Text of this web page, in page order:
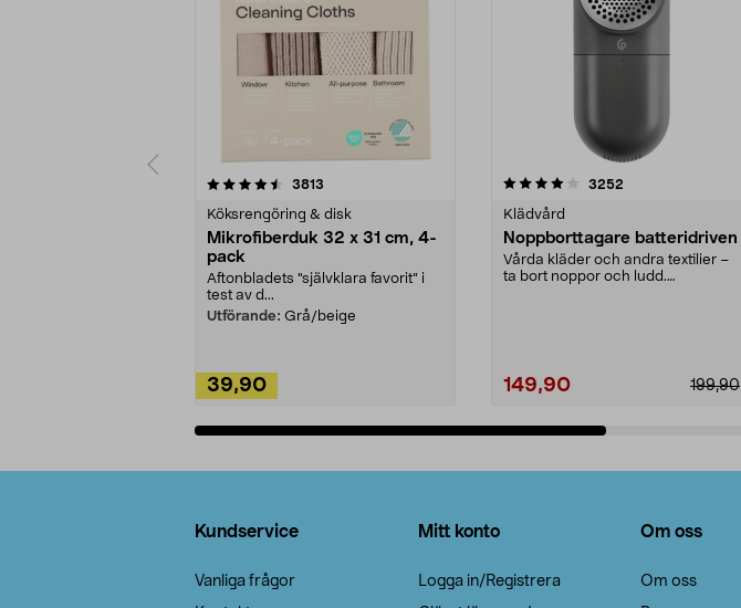
3813
Köksrengöring & disk
Mikrofiberduk 32 x 31 cm, 4-
pack
Aftonbladets "självklara favorit” i
test av d...
Utförande: Grå/beige
39,90
4.0av 5 stjärnor 3252
Klädvård
Noppborttagare batteridriven
Vårda kläder och andra textilier –
ta bort noppor och ludd.
199,90
149,90
4.5av 5 stjärnor
Kundservice
Vanliga frågor
Mitt konto
Logga in/Registrera
Om oss
Om oss